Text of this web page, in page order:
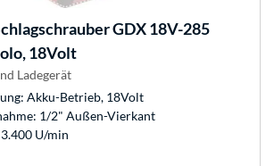
GDX 18V-285
18Volt
Ladegerät
Akku-Betrieb, 18Volt
1/2" Außen-Vierkant
U/min